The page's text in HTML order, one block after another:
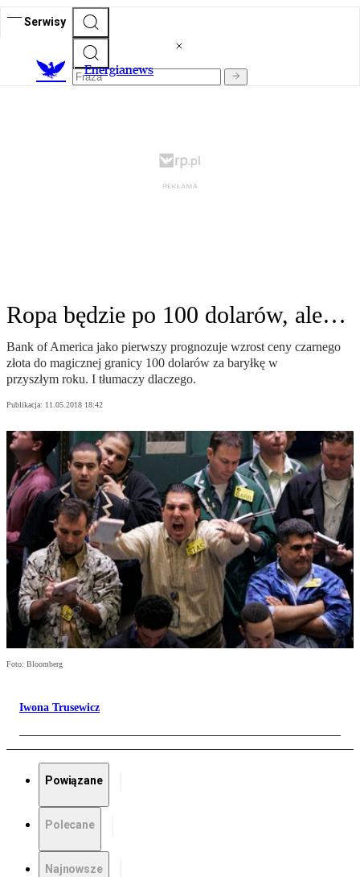
Serwisy
Energianews
Ropa będzie po 100 dolarów, ale…
Bank of America jako pierwszy prognozuje wzrost ceny czarnego
złota do magicznej granicy 100 dolarów za baryłkę w
przyszłym roku. I tłumaczy dlaczego.
Publikacja: 11.05.2018 18:42
Foto: Bloomberg
Iwona Trusewicz
Powiązane
Polecane
Najnowsze